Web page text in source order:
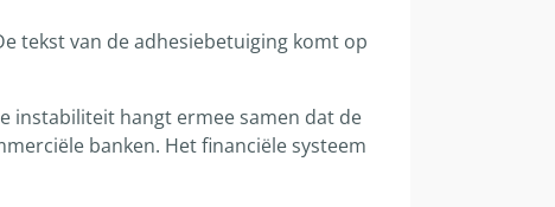
tekst van de adhesiebetuiging komt op
instabiliteit hangt ermee samen dat de
banken. Het financiële systeem